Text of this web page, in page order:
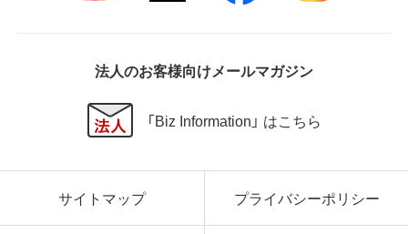
法人のお客様向けメールマガジン
「Biz Information」 はこちら
サイトマップ プライバシーポリシー